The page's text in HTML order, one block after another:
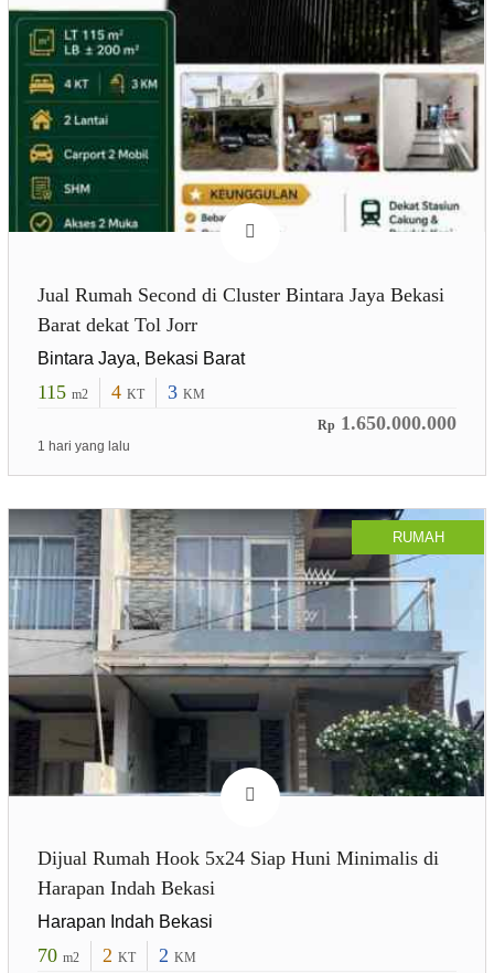
Jual Rumah Second di Cluster Bintara Jaya Bekasi
Barat dekat Tol Jorr
Bintara Jaya, Bekasi Barat
115 m2 4 KT 3 KM
Rp 1.650.000.000
1 hari yang lalu
RUMAH
Dijual Rumah Hook 5x24 Siap Huni Minimalis di
Harapan Indah Bekasi
Harapan Indah Bekasi
70 m2 2 KT 2 KM